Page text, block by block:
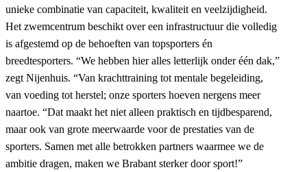
unieke combinatie van capaciteit, kwaliteit en veelzijdigheid.
Het zwemcentrum beschikt over een infrastructuur die volledig
is afgestemd op de behoeften van topsporters én
breedtesporters. “We hebben hier alles letterlijk onder één dak,”
zegt Nijenhuis. “Van krachttraining tot mentale begeleiding,
van voeding tot herstel; onze sporters hoeven nergens meer
naartoe. “Dat maakt het niet alleen praktisch en tijdbesparend,
maar ook van grote meerwaarde voor de prestaties van de
sporters. Samen met alle betrokken partners waarmee we de
ambitie dragen, maken we Brabant sterker door sport!”